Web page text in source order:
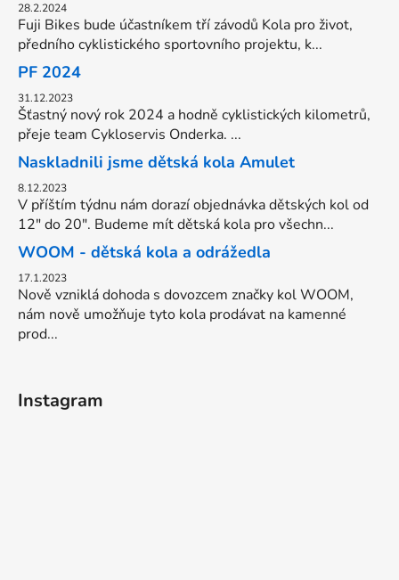
28.2.2024
Fuji Bikes bude účastníkem tří závodů Kola pro život,
předního cyklistického sportovního projektu, k...
PF 2024
31.12.2023
Šťastný nový rok 2024 a hodně cyklistických kilometrů,
přeje team Cykloservis Onderka. ...
Naskladnili jsme dětská kola Amulet
8.12.2023
V příštím týdnu nám dorazí objednávka dětských kol od
12" do 20". Budeme mít dětská kola pro všechn...
WOOM - dětská kola a odrážedla
17.1.2023
Nově vzniklá dohoda s dovozcem značky kol WOOM,
nám nově umožňuje tyto kola prodávat na kamenné
prod...
Instagram